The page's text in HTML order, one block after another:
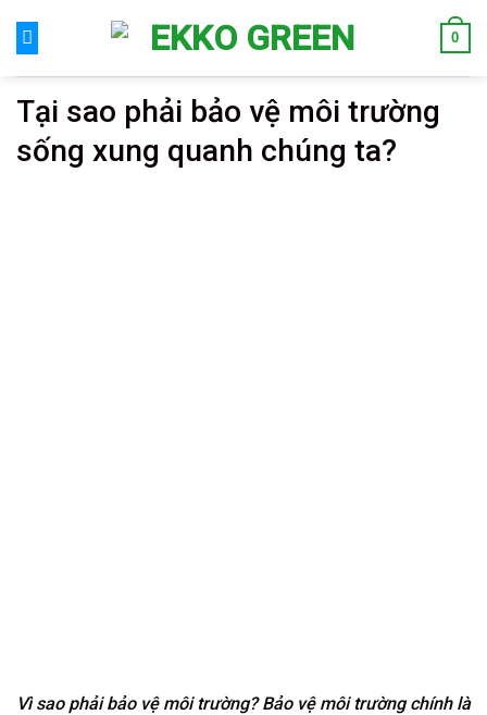
0
Tại sao phải bảo vệ môi trường
sống xung quanh chúng ta?
Vì sao phải bảo vệ môi trường? Bảo vệ môi trường chính là